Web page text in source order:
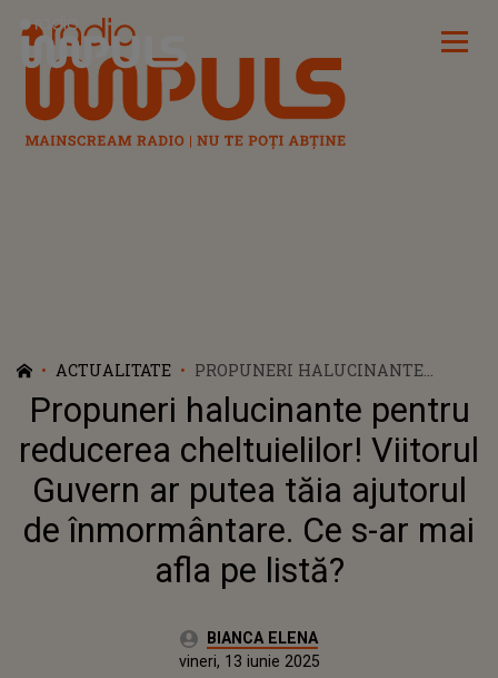
Radio Impuls
ACTUALITATE
PROPUNERI HALUCINANTE
PENTRU REDUCEREA
CHELTUIELILOR! VIITORUL
GUVERN AR PUTEA TĂIA
AJUTORUL DE ÎNMORMÂNTARE.
CE S-AR MAI AFLA PE LISTĂ?
Propuneri halucinante pentru
reducerea cheltuielilor! Viitorul
Guvern ar putea tăia ajutorul
de înmormântare. Ce s-ar mai
afla pe listă?
Autor:BIANCA ELENA
Actualizat:
vineri, 13 iunie 2025